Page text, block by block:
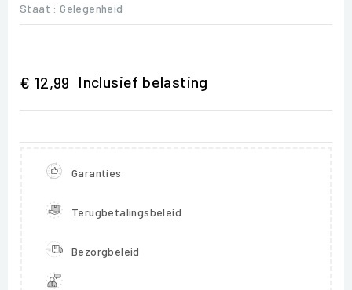
Staat : Gelegenheid
€ 12,99 Inclusief belasting
Garanties
Terugbetalingsbeleid
Bezorgbeleid